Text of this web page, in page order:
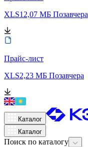
XLS12,07 МБ Позавчера
Прайс-лист
XLS2,23 МБ Позавчера
Каталог
Каталог
Поиск по каталогу